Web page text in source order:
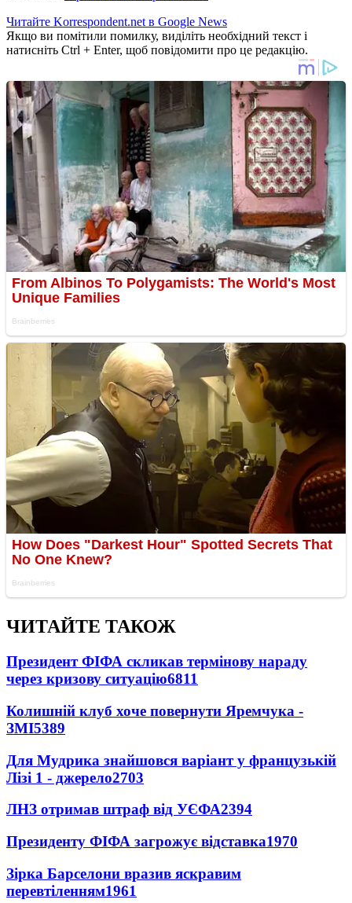
Читайте Korrespondent.net в Google News
Якщо ви помітили помилку, виділіть необхідний текст і
натисніть Ctrl + Enter, щоб повідомити про це редакцію.
ЧИТАЙТЕ ТАКОЖ
Президент ФІФА скликав термінову нараду
через кризову ситуацію6811
Колишній клуб хоче повернути Яремчука -
ЗМІ5389
Для Мудрика знайшовся варіант у французькій
Лізі 1 - джерело2703
ЛНЗ отримав штраф від УЄФА2394
Президенту ФІФА загрожує відставка1970
Зірка Барселони вразив яскравим
перевтіленням1961